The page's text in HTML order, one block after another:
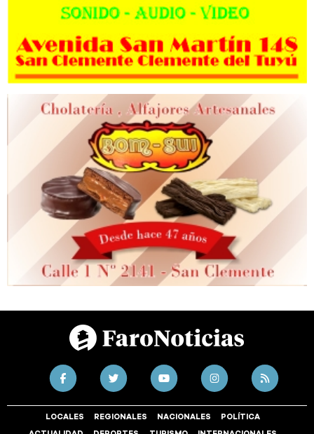
LOCALES REGIONALES NACIONALES POLÍTICA